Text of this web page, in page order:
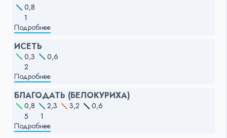
0,8
1
Подробнее
ИСЕТЬ
0,3
0,6
2
Подробнее
БЛАГОДАТЬ (БЕЛОКУРИХА)
0,8 2,3 3,2
0,6
5
1
Подробнее